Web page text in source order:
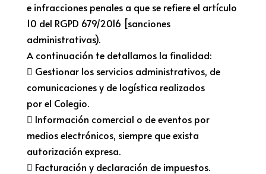
e infracciones penales a que se refiere el artículo
10 del RGPD 679/2016 [sanciones
administrativas).
A continuación te detallamos la finalidad:
 Gestionar los servicios administrativos, de
comunicaciones y de logística realizados
por el Colegio.
 Información comercial o de eventos por
medios electrónicos, siempre que exista
autorización expresa.
 Facturación y declaración de impuestos.